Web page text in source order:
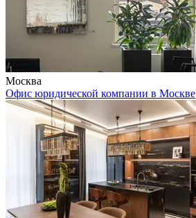
Москва
Офис юридической компании в Москве